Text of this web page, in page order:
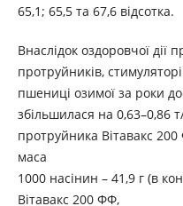
65,1; 65,5 та 67,6 відсотка.
Внаслідок оздоровчої дії
протруйників,
пшениці озимої за роки
збільшилася на 0,63–0,86
протруйника Вітавакс
маса
1000 насінин – 41,9 г (в
Вітавакс 200 ФФ,